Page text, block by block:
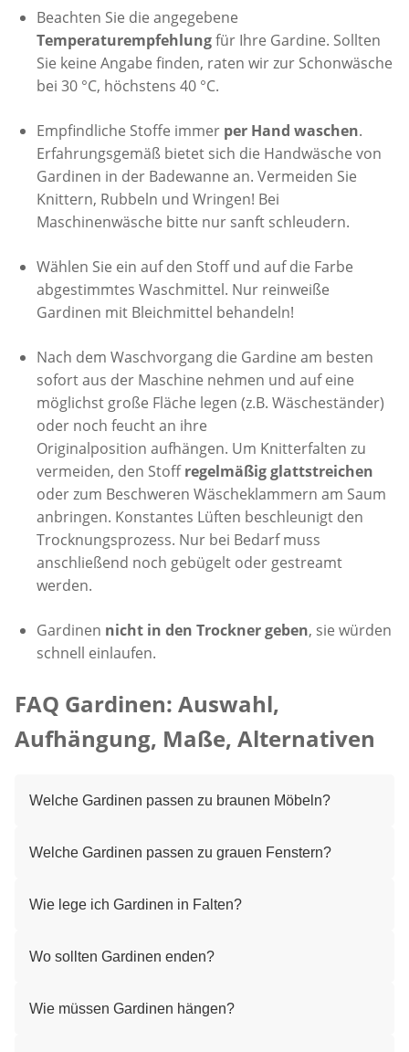
Beachten Sie die angegebene
Temperaturempfehlungfür Ihre Gardine. Sollten
Sie keine Angabe finden, raten wir zur Schonwäsche
bei 30 °C, höchstens 40 °C.
Empfindliche Stoffe immer per Hand waschen.
Erfahrungsgemäß bietet sich die Handwäsche von
Gardinen in der Badewanne an. Vermeiden Sie
Knittern, Rubbeln und Wringen! Bei
Maschinenwäsche bitte nur sanft schleudern.
Wählen Sie ein auf den Stoff und auf die Farbe
abgestimmtes Waschmittel. Nur reinweiße
Gardinen mit Bleichmittel behandeln!
Nach dem Waschvorgang die Gardine am besten
sofort aus der Maschine nehmen und auf eine
möglichst große Fläche legen (z.B. Wäscheständer)
oder noch feucht an ihre
Originalposition aufhängen. Um Knitterfalten zu
vermeiden, den Stoffregelmäßig glattstreichen
oder zum Beschweren Wäscheklammern am Saum
anbringen. Konstantes Lüften beschleunigt den
Trocknungsprozess. Nur bei Bedarf muss
anschließend noch gebügelt oder gestreamt
werden.
Gardinen nicht in den Trockner geben, sie würden
schnell einlaufen.
FAQ Gardinen: Auswahl,
Aufhängung, Maße, Alternativen
Welche Gardinen passen zu braunen Möbeln?
Welche Gardinen passen zu grauen Fenstern?
Wie lege ich Gardinen in Falten?
Wo sollten Gardinen enden?
Wie müssen Gardinen hängen?